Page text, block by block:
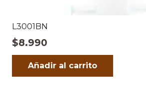
L3001BN
$8.990
Añadir al carrito